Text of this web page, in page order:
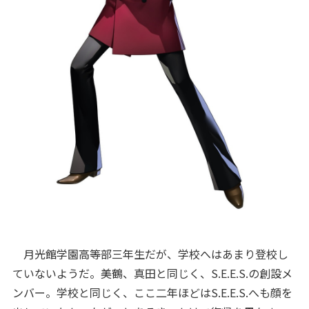
月光館学園高等部三年生だが、学校へはあまり登校し
ていないようだ。美鶴、真田と同じく、S.E.E.S.の創設メ
ンバー。学校と同じく、ここ二年ほどはS.E.E.S.へも顔を